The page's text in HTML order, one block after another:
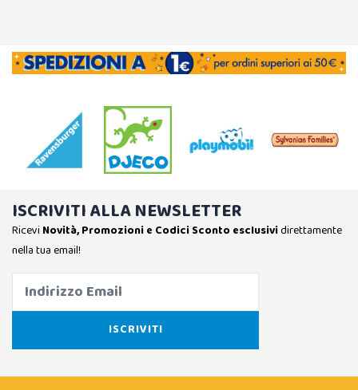
ISCRIVITI ALLA NEWSLETTER
Ricevi Novità, Promozioni e Codici Sconto esclusividirettamente
nella tua email!